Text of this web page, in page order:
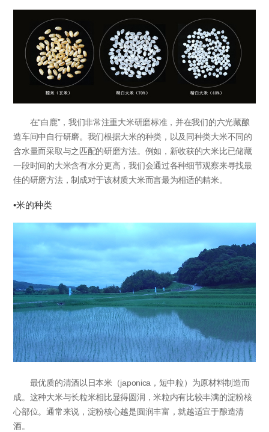
在“白鹿”，我们非常注重大米研磨标准，并在我们的六光藏酿
造车间中自行研磨。我们根据大米的种类，以及同种类大米不同的
含水量而采取与之匹配的研磨方法。例如，新收获的大米比已储藏
一段时间的大米含有水分更高，我们会通过各种细节观察来寻找最
佳的研磨方法，制成对于该材质大米而言最为相适的精米。
•米的种类
最优质的清酒以日本米（japonica，短中粒）为原材料制造而
成。这种大米与长粒米相比显得圆润，米粒内有比较丰满的淀粉核
心部位。通常来说，淀粉核心越是圆润丰富，就越适宜于酿造清
酒。